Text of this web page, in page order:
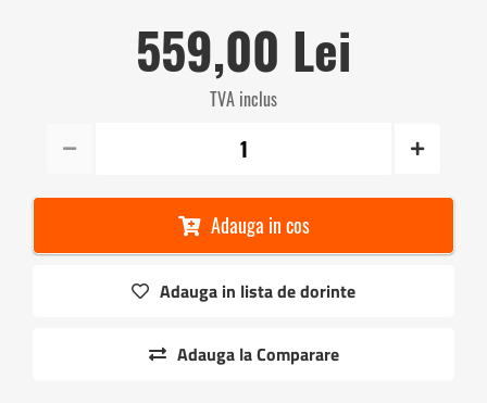
559,00 Lei
TVA inclus
Adauga in cos
Adauga in lista de dorinte
Adauga la Comparare